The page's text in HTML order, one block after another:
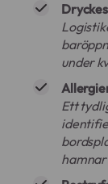
under
Ett